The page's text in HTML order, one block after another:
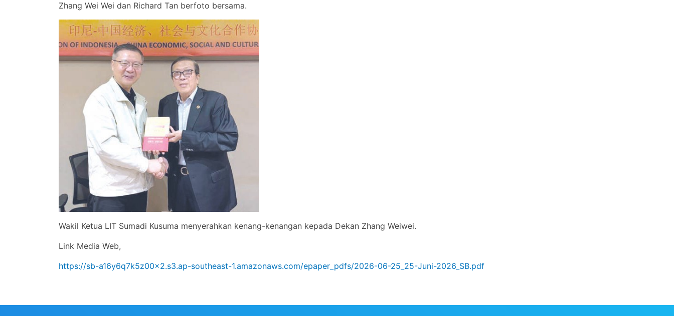
Zhang Wei Wei dan Richard Tan berfoto bersama.
Wakil Ketua LIT Sumadi Kusuma menyerahkan kenang-kenangan kepada Dekan Zhang Weiwei.
Link Media Web,
https://sb-a16y6q7k5z00x2.s3.ap-southeast-1.amazonaws.com/epaper_pdfs/2026-06-25_25-Juni-2026_SB.pdf